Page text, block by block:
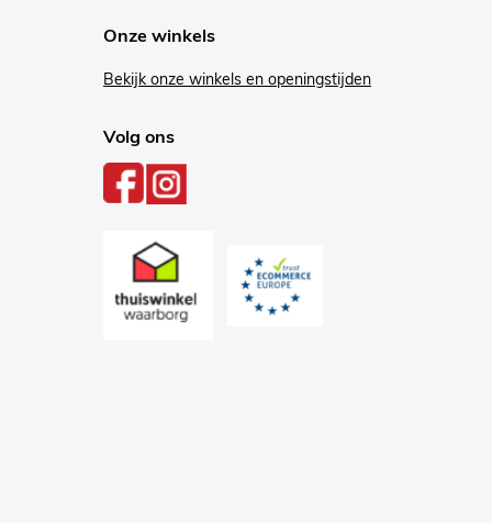
Onze winkels
Bekijk onze winkels en openingstijden
Volg ons